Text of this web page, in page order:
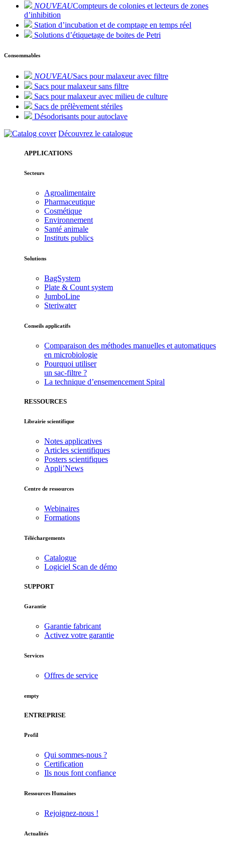
NOUVEAUCompteurs de colonies et lecteurs de zones
d’inhibition
Station d’incubation et de comptage en temps réel
Solutions d’étiquetage de boites de Petri
Consommables
NOUVEAUSacs pour malaxeur avec filtre
Sacs pour malaxeur sans filtre
Sacs pour malaxeur avec milieu de culture
Sacs de prélèvement stériles
Désodorisants pour autoclave
Découvrez le catalogue
APPLICATIONS
Secteurs
Agroalimentaire
Pharmaceutique
Cosmétique
Environnement
Santé animale
Instituts publics
Solutions
BagSystem
Plate & Count system
JumboLine
Steriwater
Conseils applicatifs
Comparaison des méthodes manuelles et automatiques
en microbiologie
Pourquoi utiliser
un sac-filtre ?
La technique d’ensemencement Spiral
RESSOURCES
Librairie scientifique
Notes applicatives
Articles scientifiques
Posters scientifiques
Appli’News
Centre de ressources
Webinaires
Formations
Téléchargements
Catalogue
Logiciel Scan de démo
SUPPORT
Garantie
Garantie fabricant
Activez votre garantie
Services
Offres de service
empty
ENTREPRISE
Profil
Qui sommes-nous ?
Certification
Ils nous font confiance
Ressources Humaines
Rejoignez-nous !
Actualités